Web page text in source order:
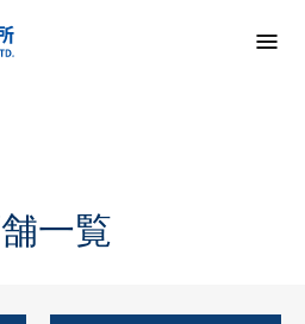
一覧